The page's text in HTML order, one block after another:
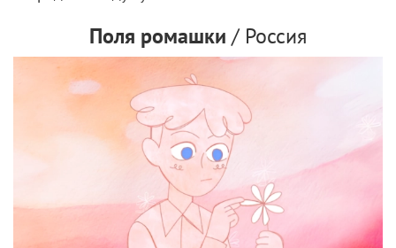
Поля ромашки / Россия